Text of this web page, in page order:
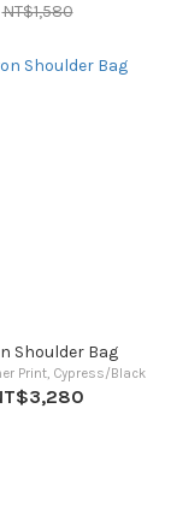
NT$1,580
Shoulder Bag
Print, Cypress/Black